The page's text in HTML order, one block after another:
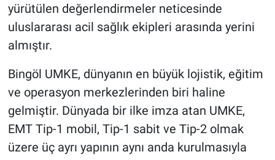
yürütülen değerlendirmeler neticesinde
uluslararası acil sağlık ekipleri arasında yerini
almıştır.
Bingöl UMKE, dünyanın en büyük lojistik, eğitim
ve operasyon merkezlerinden biri haline
gelmiştir. Dünyada bir ilke imza atan UMKE,
EMT Tip-1 mobil, Tip-1 sabit ve Tip-2 olmak
üzere üç ayrı yapının aynı anda kurulmasıyla